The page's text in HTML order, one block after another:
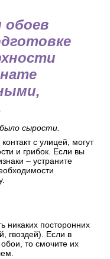
обоев
сырости.
с улицей, могут
и грибок. Если вы
– устраните
никаких посторонних
гвоздей). Если в
то смочите их